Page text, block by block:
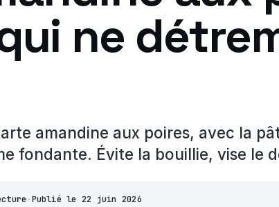
ne
amandine aux poires, avec la
fondante. Évite la bouillie, vise le
·Publié le 22 juin 2026